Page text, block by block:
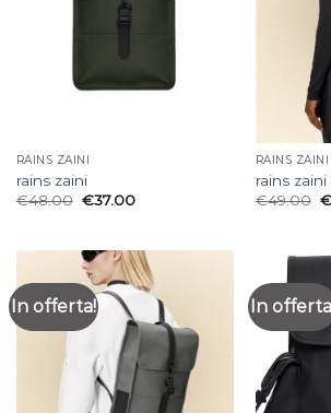
RAINS ZAINI
rains zaini
€48.00 €37.00
RAINS ZAINI
rains zaini
€49.00 €
In offerta! In